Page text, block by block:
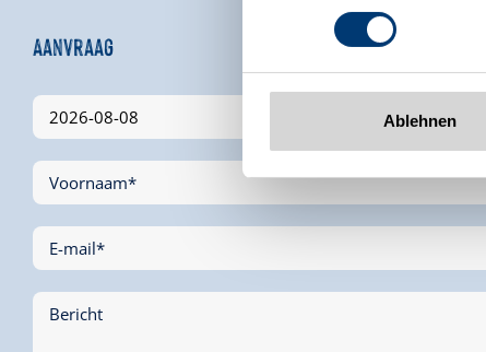
www.zillertalarena.com
Ablehnen
Aanvraag
Voornaam*
E-mail*
Bericht